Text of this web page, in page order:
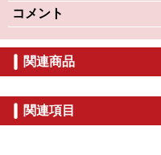
コメント
関連商品
関連項目